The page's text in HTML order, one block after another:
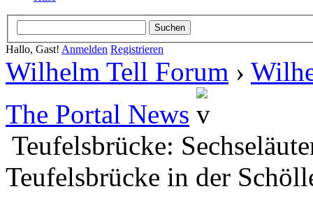
Hallo, Gast! Anmelden Registrieren
Wilhelm Tell Forum ›
The Portal News
Teufelsbrücke:
Teufelsbrücke in der